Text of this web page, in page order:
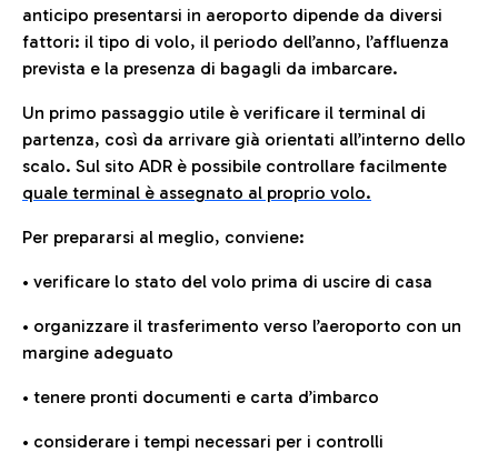
anticipo presentarsi in aeroporto dipende da diversi
fattori: il tipo di volo, il periodo dell’anno, l’affluenza
prevista e la presenza di bagagli da imbarcare.
Un primo passaggio utile è verificare il terminal di
partenza, così da arrivare già orientati all’interno dello
scalo. Sul sito ADR è possibile controllare facilmente
quale terminal è assegnato al proprio volo.
Per prepararsi al meglio, conviene:
• verificare lo stato del volo prima di uscire di casa
• organizzare il trasferimento verso l’aeroporto con un
margine adeguato
• tenere pronti documenti e carta d’imbarco
• considerare i tempi necessari per i controlli